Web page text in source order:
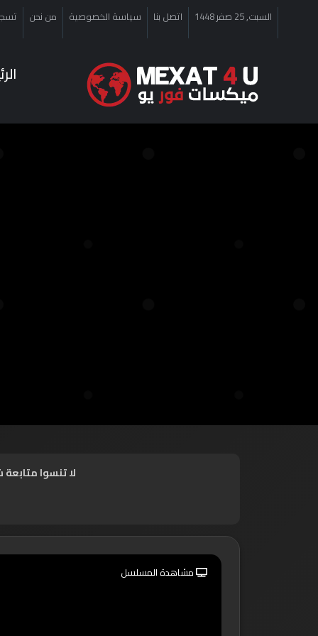
السبت, 25 صفر 1448 اتصل بنا سياسة الخصوصية من نحن
لا تنسوا
مشاهدة المسلسل